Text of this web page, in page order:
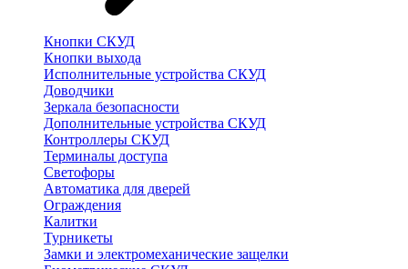
Кнопки СКУД
Кнопки выхода
Исполнительные устройства СКУД
Доводчики
Зеркала безопасности
Дополнительные устройства СКУД
Контроллеры СКУД
Терминалы доступа
Светофоры
Автоматика для дверей
Ограждения
Калитки
Турникеты
Замки и электромеханические защелки